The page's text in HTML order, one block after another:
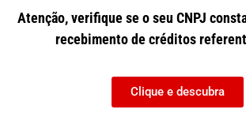
Atenção, verifique se o seu CNPJ
recebimento de créditos
Clique e descubra